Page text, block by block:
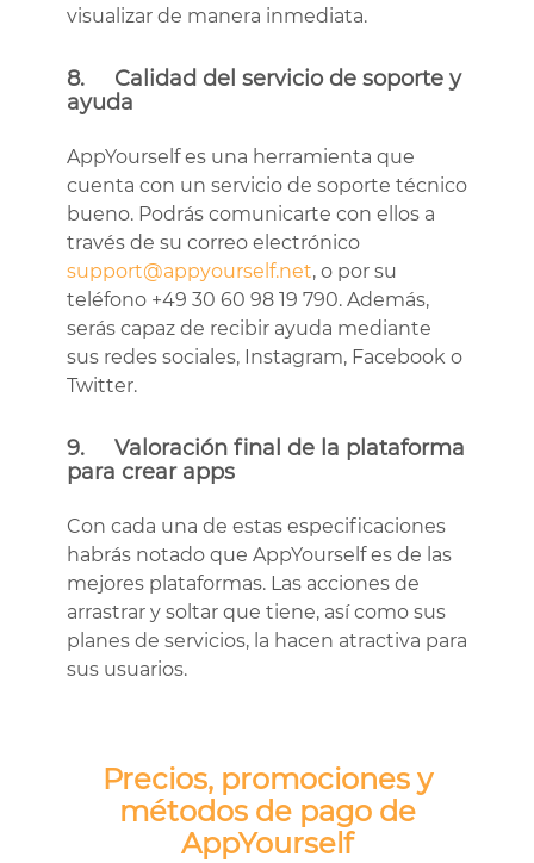
visualizar de manera inmediata.
8. Calidad del servicio de soporte y
ayuda
AppYourself es una herramienta que
cuenta con un servicio de soporte técnico
bueno. Podrás comunicarte con ellos a
través de su correo electrónico
support@appyourself.net, o por su
teléfono +49 30 60 98 19 790. Además,
serás capaz de recibir ayuda mediante
sus redes sociales, Instagram, Facebook o
Twitter.
9. Valoración final de la plataforma
para crear apps
Con cada una de estas especificaciones
habrás notado que AppYourself es de las
mejores plataformas. Las acciones de
arrastrar y soltar que tiene, así como sus
planes de servicios, la hacen atractiva para
sus usuarios.
Precios, promociones y
métodos de pago de
AppYourself